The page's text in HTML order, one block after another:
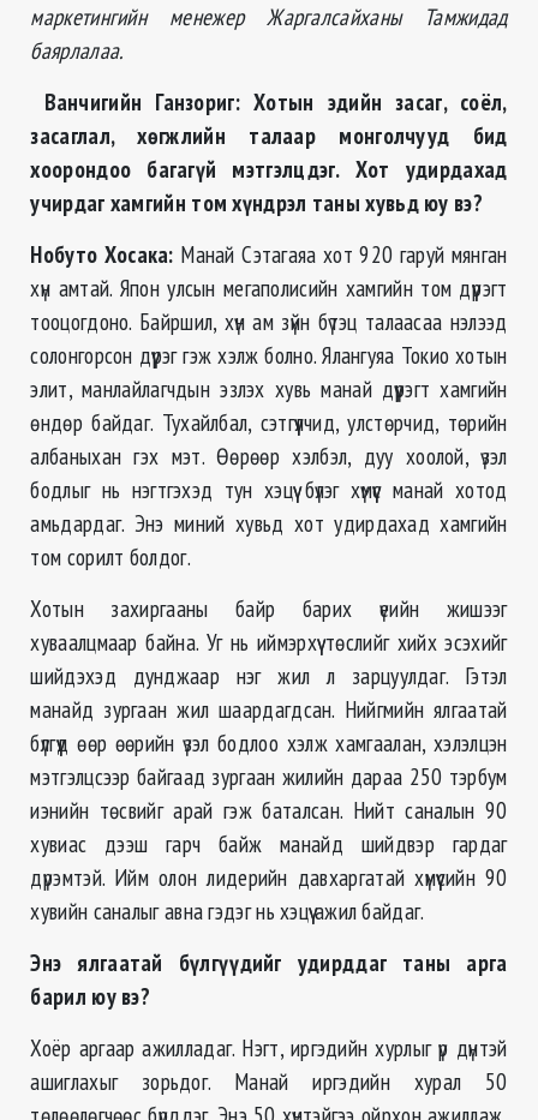
маркетингийн менежер Жаргалсайханы Тамжидад
баярлалаа.
Ванчигийн Ганзориг: Хотын эдийн засаг, соёл,
засаглал, хөгжлийн талаар монголчууд бид
хоорондоо багагүй мэтгэлцдэг. Хот удирдахад
учирдаг хамгийн том хүндрэл таны хувьд юу вэ?
Нобуто Хосака: Манай Сэтагаяа хот 920 гаруй мянган
хүн амтай. Япон улсын мегаполисийн хамгийн том дүүрэгт
тооцогдоно. Байршил, хүн ам зүйн бүтэц талаасаа нэлээд
солонгорсон дүүрэг гэж хэлж болно. Ялангуяа Токио хотын
элит, манлайлагчдын эзлэх хувь манай дүүрэгт хамгийн
өндөр байдаг. Тухайлбал, сэтгүүлчид, улстөрчид, төрийн
албаныхан гэх мэт. Өөрөөр хэлбэл, дуу хоолой, үзэл
бодлыг нь нэгтгэхэд тун хэцүү бүлэг хүмүүс манай хотод
амьдардаг. Энэ миний хувьд хот удирдахад хамгийн
том сорилт болдог.
Хотын захиргааны байр барих үеийн жишээг
хуваалцмаар байна. Уг нь иймэрхүү төслийг хийх эсэхийг
шийдэхэд дунджаар нэг жил л зарцуулдаг. Гэтэл
манайд зургаан жил шаардагдсан. Нийгмийн ялгаатай
бүлгүүд өөр өөрийн үзэл бодлоо хэлж хамгаалан, хэлэлцэн
мэтгэлцсээр байгаад зургаан жилийн дараа 250 тэрбум
иэнийн төсвийг арай гэж баталсан. Нийт саналын 90
хувиас дээш гарч байж манайд шийдвэр гардаг
дүрэмтэй. Ийм олон лидерийн давхаргатай хүмүүсийн 90
хувийн саналыг авна гэдэг нь хэцүү ажил байдаг.
Энэ ялгаатай бүлгүүдийг удирддаг таны арга
барил юу вэ?
Хоёр аргаар ажилладаг. Нэгт, иргэдийн хурлыг үр дүнтэй
ашиглахыг зорьдог. Манай иргэдийн хурал 50